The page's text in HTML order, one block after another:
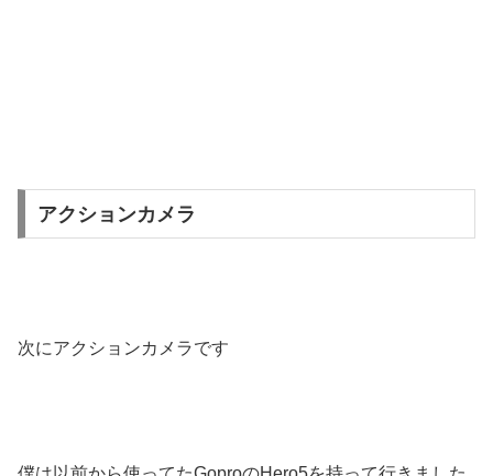
アクションカメラ
次にアクションカメラです